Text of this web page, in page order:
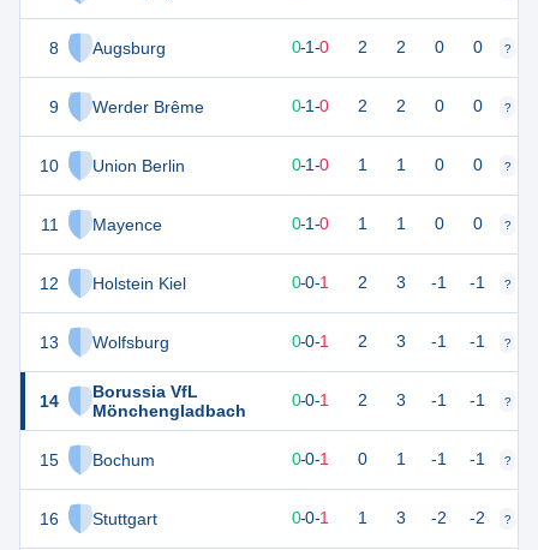
8 Augsburg
9 Werder Brême
10 Union Berlin
11 Mayence
12 Holstein Kiel
13 Wolfsburg
14
Borussia VfL
Mönchengladbach
15 Bochum
16 Stuttgart
0-1-0 2 2 0 0 ?
0-1-0 2 2 0 0 ?
0-1-0 1 1 0 0 ?
0-1-0 1 1 0 0 ?
0-0-1 2 3 -1 -1 ?
0-0-1 2 3 -1 -1 ?
0-0-1 2 3 -1 -1 ?
0-0-1 0 1 -1 -1 ?
0-0-1 1 3 -2 -2 ?